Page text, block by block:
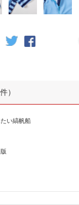
）
い縞帆船